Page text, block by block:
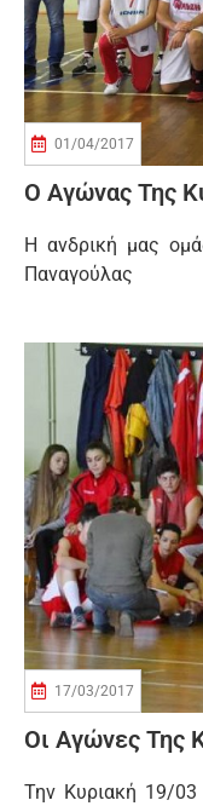
01/04/2017
Ο Αγώνας Της
Η ανδρική μας
Παναγούλας
17/03/2017
Οι Αγώνες Της
Την Κυριακή 19/03